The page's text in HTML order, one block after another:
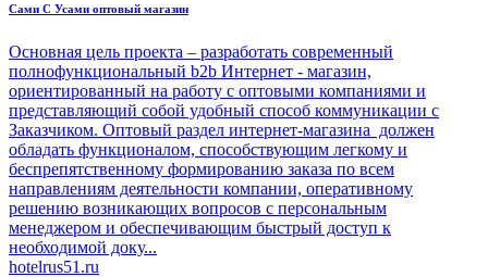
Сами С Усами оптовый магазин
Основная цель проекта – разработать современный
полнофункциональный b2b Интернет - магазин,
ориентированный на работу с оптовыми компаниями и
представляющий собой удобный способ коммуникации с
Заказчиком. Оптовый раздел интернет-магазина должен
обладать функционалом, способствующим легкому и
беспрепятственному формированию заказа по всем
направлениям деятельности компании, оперативному
решению возникающих вопросов с персональным
менеджером и обеспечивающим быстрый доступ к
необходимой доку...
hotelrus51.ru